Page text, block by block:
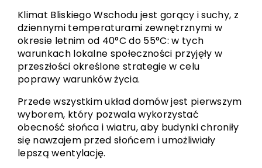
Klimat Bliskiego Wschodu jest gorący i suchy, z
dziennymi temperaturami zewnętrznymi w
okresie letnim od 40°C do 55°C: w tych
warunkach lokalne społeczności przyjęły w
przeszłości określone strategie w celu
poprawy warunków życia.
Przede wszystkim układ domów jest pierwszym
wyborem, który pozwala wykorzystać
obecność słońca i wiatru, aby budynki chroniły
się nawzajem przed słońcem i umożliwiały
lepszą wentylację.